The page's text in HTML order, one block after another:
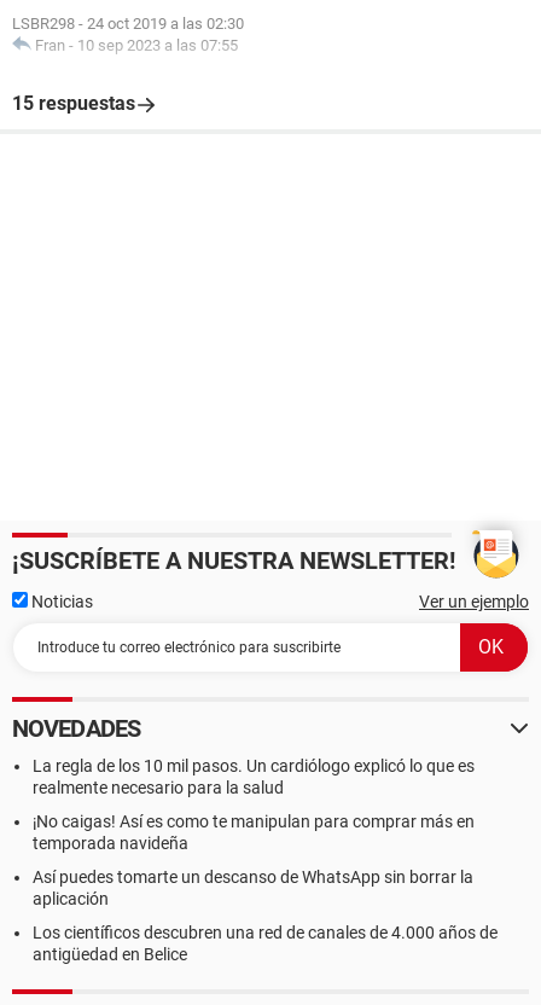
LSBR298 - 24 oct 2019 a las 02:30
Fran - 10 sep 2023 a las 07:55
15 respuestas
¡SUSCRÍBETE A NUESTRA NEWSLETTER!
Noticias Ver un ejemplo
NOVEDADES
La regla de los 10 mil pasos. Un cardiólogo explicó lo que es
realmente necesario para la salud
¡No caigas! Así es como te manipulan para comprar más en
temporada navideña
Así puedes tomarte un descanso de WhatsApp sin borrar la
aplicación
Los científicos descubren una red de canales de 4.000 años de
antigüedad en Belice